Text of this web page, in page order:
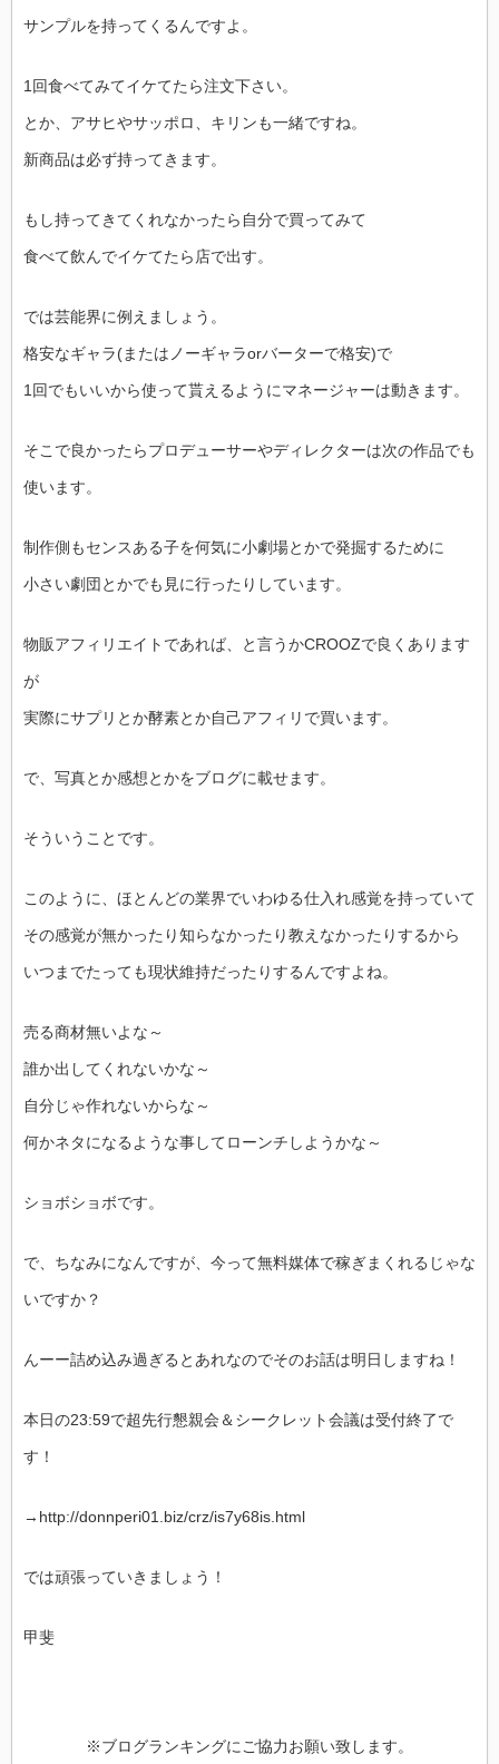
サンプルを持ってくるんですよ。
1回食べてみてイケてたら注文下さい。
とか、アサヒやサッポロ、キリンも一緒ですね。
新商品は必ず持ってきます。
もし持ってきてくれなかったら自分で買ってみて
食べて飲んでイケてたら店で出す。
では芸能界に例えましょう。
格安なギャラ(またはノーギャラorバーターで格安)で
1回でもいいから使って貰えるようにマネージャーは動きます。
そこで良かったらプロデューサーやディレクターは次の作品でも
使います。
制作側もセンスある子を何気に小劇場とかで発掘するために
小さい劇団とかでも見に行ったりしています。
物販アフィリエイトであれば、と言うかCROOZで良くあります
が
実際にサプリとか酵素とか自己アフィリで買います。
で、写真とか感想とかをブログに載せます。
そういうことです。
このように、ほとんどの業界でいわゆる仕入れ感覚を持っていて
その感覚が無かったり知らなかったり教えなかったりするから
いつまでたっても現状維持だったりするんですよね。
売る商材無いよな～
誰か出してくれないかな～
自分じゃ作れないからな～
何かネタになるような事してローンチしようかな～
ショボショボです。
で、ちなみになんですが、今って無料媒体で稼ぎまくれるじゃな
いですか？
んーー詰め込み過ぎるとあれなのでそのお話は明日しますね！
本日の23:59で超先行懇親会＆シークレット会議は受付終了で
す！
→http://donnperi01.biz/crz/is7y68is.html
では頑張っていきましょう！
甲斐
※ブログランキングにご協力お願い致します。